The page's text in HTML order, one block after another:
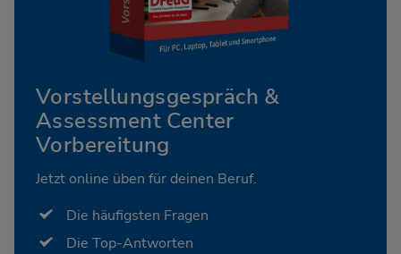
Vorstellungsgespräch &
Assessment Center
Vorbereitung
Jetzt online üben für deinen Beruf.
Die häufigsten Fragen
Die Top-Antworten